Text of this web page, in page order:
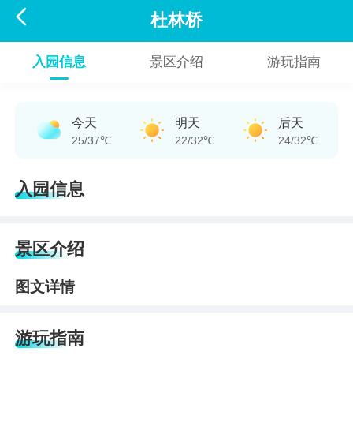
 杜林桥
入园信息 景区介绍 游玩指南
今天
25/37℃
明天
22/32℃
后天
24/32℃
入园信息
景区介绍
图文详情
游玩指南